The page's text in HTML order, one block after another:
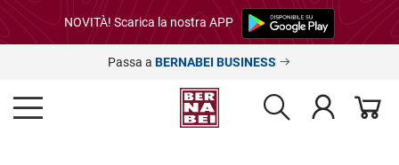
NOVITÀ! Scarica la nostra APP
Passa a BERNABEI BUSINESS